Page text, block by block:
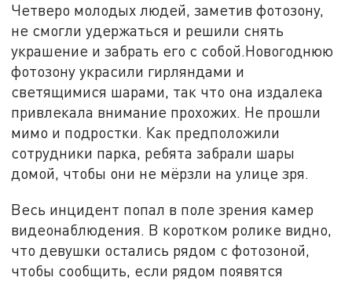
Четверо молодых людей, заметив фотозону,
не смогли удержаться и решили снять
украшение и забрать его с собой.Новогоднюю
фотозону украсили гирляндами и
светящимися шарами, так что она издалека
привлекала внимание прохожих. Не прошли
мимо и подростки. Как предположили
сотрудники парка, ребята забрали шары
домой, чтобы они не мёрзли на улице зря.
Весь инцидент попал в поле зрения камер
видеонаблюдения. В коротком ролике видно,
что девушки остались рядом с фотозоной,
чтобы сообщить, если рядом появятся